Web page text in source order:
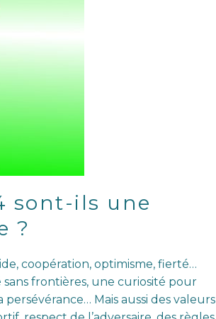
sont-ils une
?
coopération, optimisme, fierté…
frontières, une curiosité pour
Mais aussi des valeurs